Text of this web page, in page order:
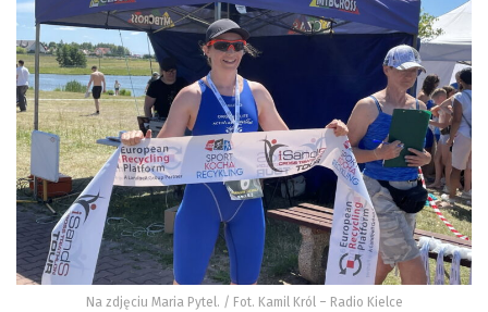
Na zdjęciu Maria Pytel. / Fot. Kamil Król – Radio Kielce